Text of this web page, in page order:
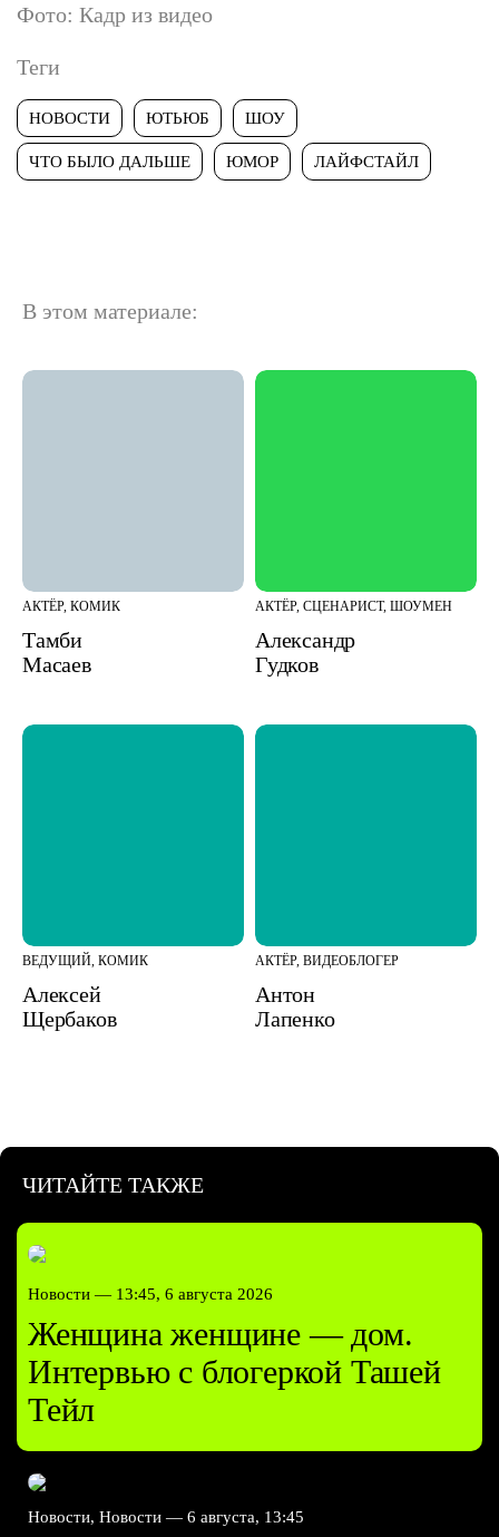
Фото: Кадр из видео
Теги
НОВОСТИ ЮТЬЮБ ШОУ
ЧТО БЫЛО ДАЛЬШЕ ЮМОР ЛАЙФСТАЙЛ
В этом материале:
АКТЁР, КОМИК
Тамби
Масаев
АКТЁР, СЦЕНАРИСТ, ШОУМЕН
Александр
Гудков
ВЕДУЩИЙ, КОМИК
Алексей
Щербаков
АКТЁР, ВИДЕОБЛОГЕР
Антон
Лапенко
ЧИТАЙТЕ ТАКЖЕ
Новости — 13:45, 6 августа 2026
Женщина женщине — дом.
Интервью с блогеркой Ташей
Тейл
Новости, Новости — 6 августа, 13:45